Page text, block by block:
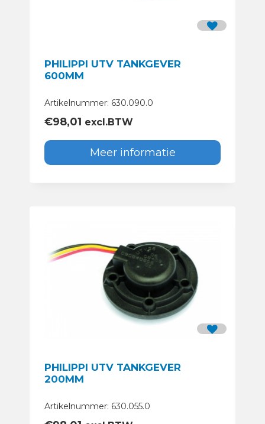
PHILIPPI UTV TANKGEVER
600MM
Artikelnummer: 630.090.0
€98,01 excl.BTW
Meer informatie
PHILIPPI UTV TANKGEVER
200MM
Artikelnummer: 630.055.0